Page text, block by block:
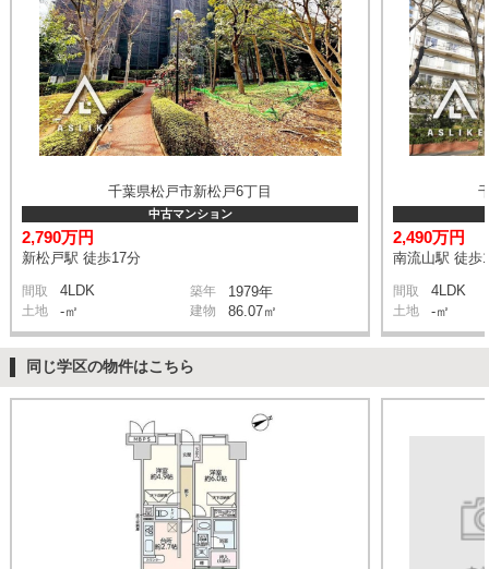
千葉県松戸市新松戸6丁目
中古マンション
2,790万円
新松戸駅 徒歩17分
間取 4LDK 築年 1979年
土地 -㎡ 建物 86.07㎡
2,490万円
南流山駅 徒歩
間取 4LDK
土地 -㎡
同じ学区の物件はこちら